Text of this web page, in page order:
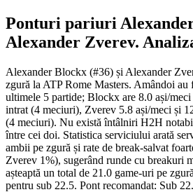
Ponturi pariuri
Alexander Zverev.
Alexander Blockx (#36) și Alexander
zgură la ATP Rome Masters. Amândoi
ultimele 5 partide; Blockx are 8.0 ași/
intrat (4 meciuri), Zverev 5.8 ași/meci și
(4 meciuri). Nu există întâlniri H2H
între cei doi. Statistica serviciului arată
ambii pe zgură și rate de break-salvat
Zverev 1%), sugerând runde cu breakuri
așteaptă un total de 21.0 game-uri pe
pentru sub 22.5. Pont recomandat: Sub